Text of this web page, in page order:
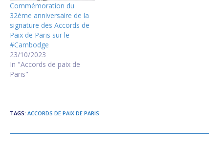
Commémoration du
32ème anniversaire de la
signature des Accords de
Paix de Paris sur le
#Cambodge
23/10/2023
In "Accords de paix de
Paris"
TAGS: ACCORDS DE PAIX DE PARIS